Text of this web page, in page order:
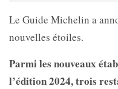
Le Guide Michelin a
nouvelles étoiles.
Parmi les nouveaux
l’édition 2024, trois